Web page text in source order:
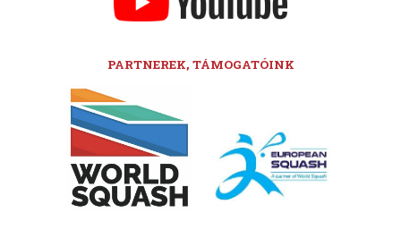
PARTNEREK, TÁMOGATÓINK